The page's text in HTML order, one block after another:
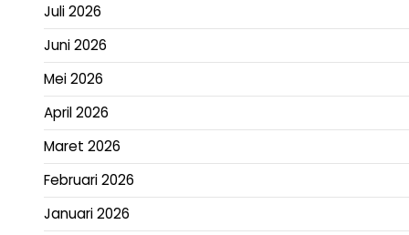
Juli 2026
Juni 2026
Mei 2026
April 2026
Maret 2026
Februari 2026
Januari 2026